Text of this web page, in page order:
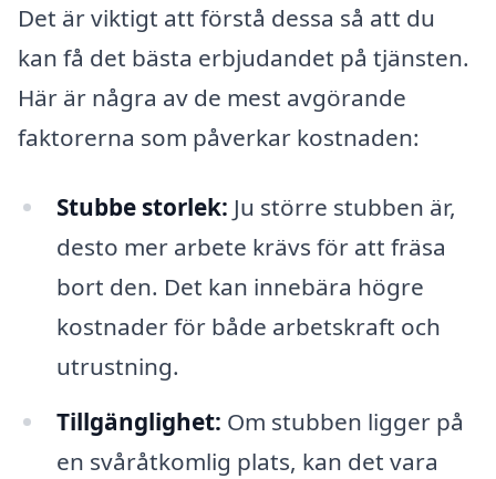
Det är viktigt att förstå dessa så att du
kan få det bästa erbjudandet på tjänsten.
Här är några av de mest avgörande
faktorerna som påverkar kostnaden:
Stubbe storlek: Ju större stubben är,
desto mer arbete krävs för att fräsa
bort den. Det kan innebära högre
kostnader för både arbetskraft och
utrustning.
Tillgänglighet: Om stubben ligger på
en svåråtkomlig plats, kan det vara